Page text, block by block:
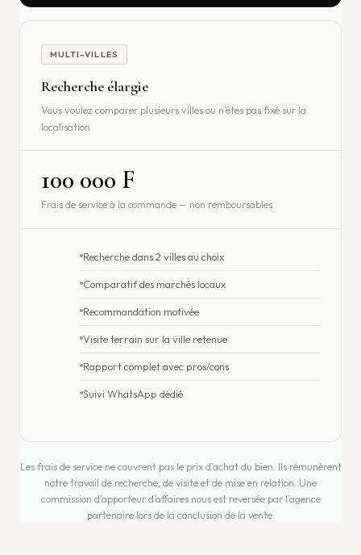
MULTI-VILLES
Recherche élargie
Vous voulez comparer plusieurs villes ou n’êtes pas fixé sur la
localisation
100 000 F
Frais de service à la commande — non remboursables
Recherche dans 2 villes au choix
Comparatif des marchés locaux
Recommandation motivée
Visite terrain sur la ville retenue
Rapport complet avec pros/cons
Suivi WhatsApp dédié
Les frais de service ne couvrent pas le prix d’achat du bien. Ils rémunèrent
notre travail de recherche, de visite et de mise en relation. Une
commission d’apporteur d’affaires nous est reversée par l’agence
partenaire lors de la conclusion de la vente.